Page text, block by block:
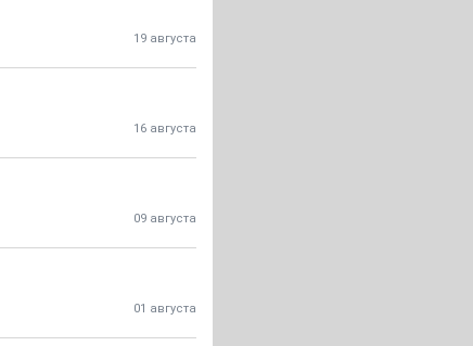
19 августа
16 августа
09 августа
01 августа